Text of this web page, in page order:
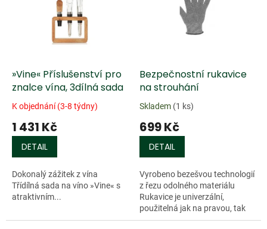
d»Vine« Příslušenství pro
znalce vína, 3dílná sada
K objednání (3-8 týdny)
1 431 Kč
DETAIL
Dokonalý zážitek z vína
Třídílná sada na víno »Vine« s
atraktivním...
Bezpečnostní rukavice
na strouhání
Skladem (1 ks)
699 Kč
DETAIL
Vyrobeno bezešvou technologií
z řezu odolného materiálu
Rukavice je univerzální,
použitelná jak na pravou, tak
i...